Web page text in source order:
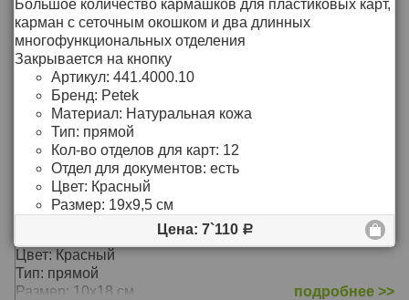
Цвет: Чёрный
Тип: Прямой
Размер: 17,5х10 см
Цена: 8`376Р
Petek 557.4000.10
Портмоне мужское
В кошельке 4 отделения для документов и купюр, 1
отделение-сетка для документов, 6 кармашек для
кредитных карт, один из них - сетка
Монетница с клапаном без застежки
Зарывается на клапан с кнопкой
Материал: Натуральная кожа
Цвет: Красный
Тип: прямой
Размер: 10х18 см
подробнее >>
Большое количество кармашков для пластиковых карт,
карман с сеточным окошком и два длинных
многофункциональных отделения
Закрывается на кнопку
Артикул: 441.4000.10
Бренд: Petek
Материал: Натуральная кожа
Тип: прямой
Кол-во отделов для карт: 12
Отдел для документов: есть
Цвет: Красный
Размер: 19х9,5 см
Цена: 7`110 Р